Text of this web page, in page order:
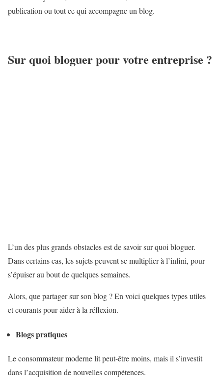
publication ou tout ce qui accompagne un blog.
Sur quoi bloguer pour votre entreprise ?
L’un des plus grands obstacles est de savoir sur quoi bloguer.
Dans certains cas, les sujets peuvent se multiplier à l’infini, pour
s’épuiser au bout de quelques semaines.
Alors, que partager sur son blog ? En voici quelques types utiles
et courants pour aider à la réflexion.
Blogs pratiques
Le consommateur moderne lit peut-être moins, mais il s’investit
dans l’acquisition de nouvelles compétences.